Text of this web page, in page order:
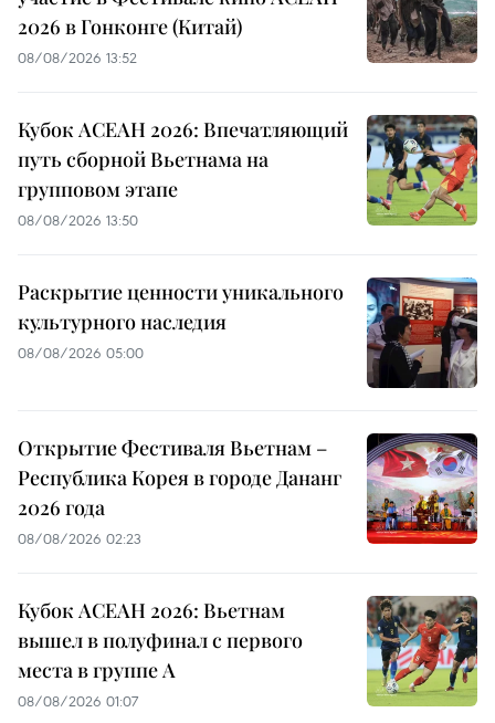
2026 в Гонконге (Китай)
08/08/2026 13:52
Кубок АСЕАН 2026: Впечатляющий
путь сборной Вьетнама на
групповом этапе
08/08/2026 13:50
Раскрытие ценности уникального
культурного наследия
08/08/2026 05:00
Открытие Фестиваля Вьетнам –
Республика Корея в городе Дананг
2026 года
08/08/2026 02:23
Кубок АСЕАН 2026: Вьетнам
вышел в полуфинал с первого
места в группе A
08/08/2026 01:07